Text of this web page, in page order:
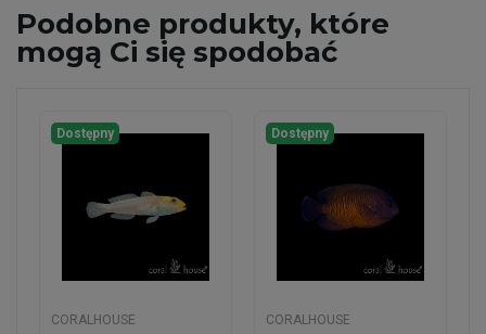
Podobne produkty, które
mogą Ci się spodobać
Dostępny
CORALHOUSE
Dostępny
CORALHOUSE